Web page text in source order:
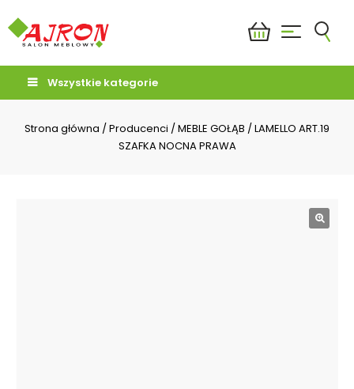
Wszystkie kategorie
Strona główna / Producenci / MEBLE GOŁĄB / LAMELLO ART.19
SZAFKA NOCNA PRAWA